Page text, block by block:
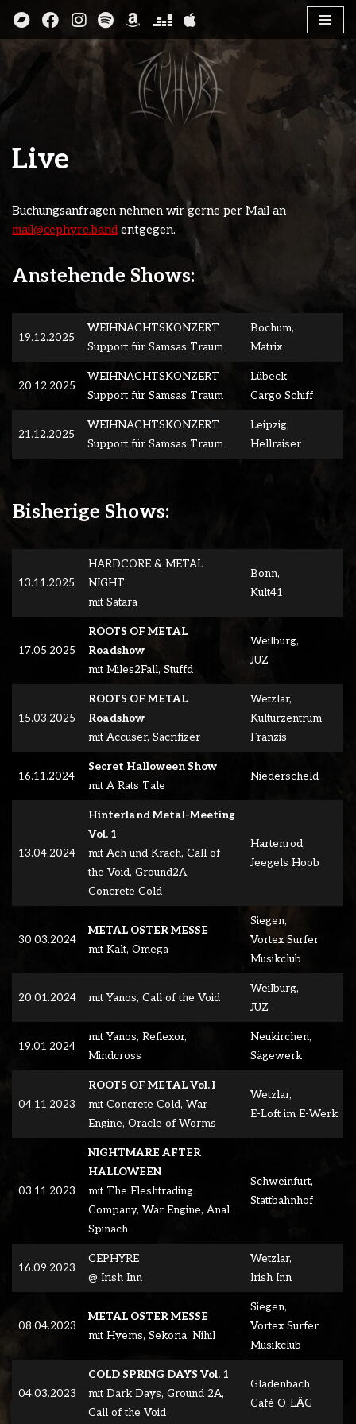
Zum
Live
Buchungsanfragen nehmen wir gerne per Mail an
mail@cephyre.bandentgegen.
Anstehende Shows:
19.12.2025
WEIHNACHTSKONZERT
Support für Samsas Traum
Bochum,
Matrix
20.12.2025
WEIHNACHTSKONZERT
Support für Samsas Traum
Lübeck,
Cargo Schiff
21.12.2025
WEIHNACHTSKONZERT
Support für Samsas Traum
Leipzig,
Hellraiser
Bisherige Shows:
13.11.2025
HARDCORE & METAL
NIGHT
mit Satara
Bonn,
Kult41
17.05.2025
ROOTS OF METAL
Roadshow
mit Miles2Fall, Stuffd
Weilburg,
JUZ
15.03.2025
ROOTS OF METAL
Roadshow
mit Accuser, Sacrifizer
Wetzlar,
Kulturzentrum
Franzis
16.11.2024
Secret Halloween Show
mit A Rats Tale
Niederscheld
13.04.2024
Hinterland Metal-Meeting
Vol. 1
mit Ach und Krach, Call of
the Void, Ground2A,
Concrete Cold
Hartenrod,
Jeegels Hoob
30.03.2024
METAL OSTER MESSE
mit Kalt, Omega
Siegen,
Vortex Surfer
Musikclub
20.01.2024 mit Yanos, Call of the Void
Weilburg,
JUZ
19.01.2024
mit Yanos, Reflexor,
Mindcross
Neukirchen,
Sägewerk
04.11.2023
ROOTS OF METAL Vol. I
mit Concrete Cold, War
Engine, Oracle of Worms
Wetzlar,
E-Loft im E-Werk
03.11.2023
NIGHTMARE AFTER
HALLOWEEN
mit The Fleshtrading
Company, War Engine, Anal
Spinach
Schweinfurt,
Stattbahnhof
16.09.2023
CEPHYRE
@ Irish Inn
Wetzlar,
Irish Inn
08.04.2023
METAL OSTER MESSE
mit Hyems, Sekoria, Nihil
Siegen,
Vortex Surfer
Musikclub
04.03.2023
COLD SPRING DAYS Vol. 1
mit Dark Days, Ground 2A,
Call of the Void
Gladenbach,
Café O-LÄG